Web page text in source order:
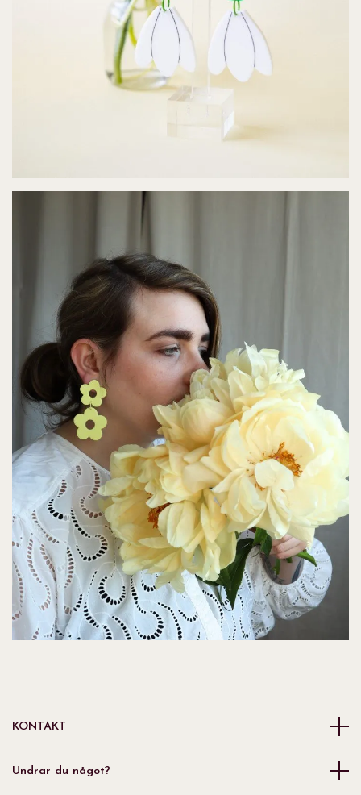
KONTAKT
Undrar du något?